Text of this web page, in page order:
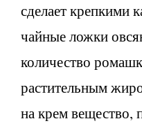
сделает крепкими
чайные ложки
количество
растительным
на крем вещество,